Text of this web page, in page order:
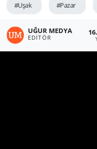
#Uşak #Pazar
UĞUR MEDYA
EDITÖR